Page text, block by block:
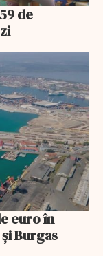
de
euro în
Burgas